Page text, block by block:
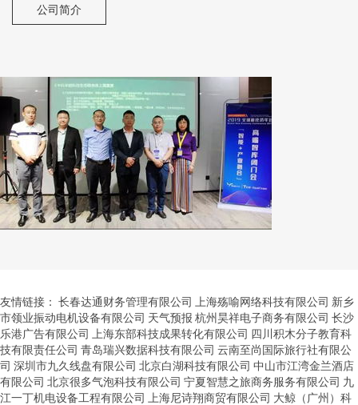
公司简介
友情链接： 长春达通财务管理有限公司 上海殇喻网络科技有限公司 新乡
市领业振动电机设备有限公司 天气预报 杭州昊祥电子商务有限公司 长沙
乐港广告有限公司
上海东部科技成果转化有限公司 四川积木分子教育科
技有限责任公司 青岛瑞兴数据科技有限公司 云南至尚国际旅行社有限公
司 深圳市九久线盘有限公司 北京白湖科技有限公司 中山市江湾金兰酒店
有限公司 北京很多气泡科技有限公司 宁夏智慧之旅商务服务有限公司 九
江一丁机电设备工程有限公司
上海尼诗翔商贸有限公司 大鲸（广州）科